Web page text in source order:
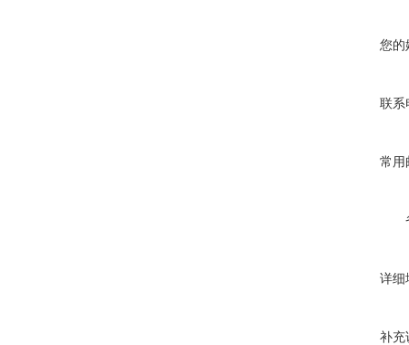
您的
联系
常用
详细
补充